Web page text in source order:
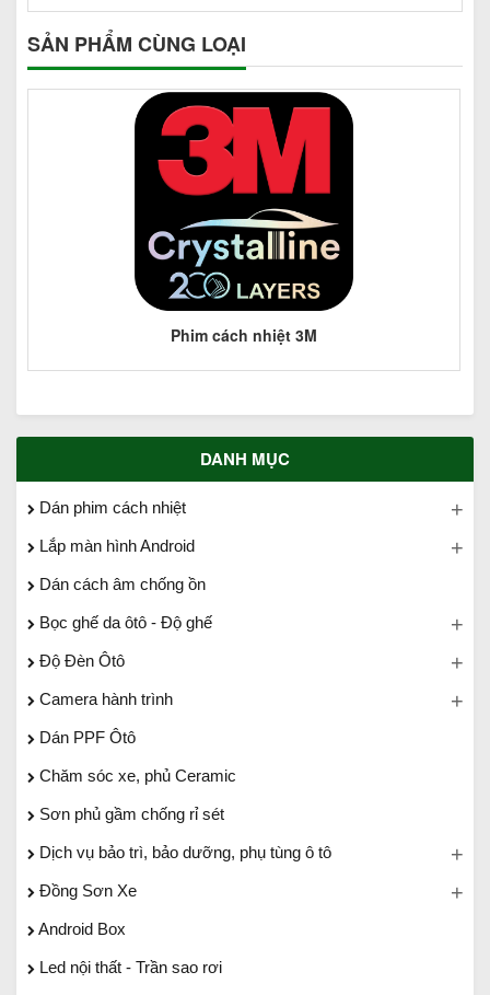
SẢN PHẨM CÙNG LOẠI
Phim cách nhiệt 3M
DANH MỤC
Dán phim cách nhiệt
Lắp màn hình Android
Dán cách âm chống ồn
Bọc ghế da ôtô - Độ ghế
Độ Đèn Ôtô
Camera hành trình
Dán PPF Ôtô
Chăm sóc xe, phủ Ceramic
Sơn phủ gầm chống rỉ sét
Dịch vụ bảo trì, bảo dưỡng, phụ tùng ô tô
Đồng Sơn Xe
Android Box
Led nội thất - Trần sao rơi